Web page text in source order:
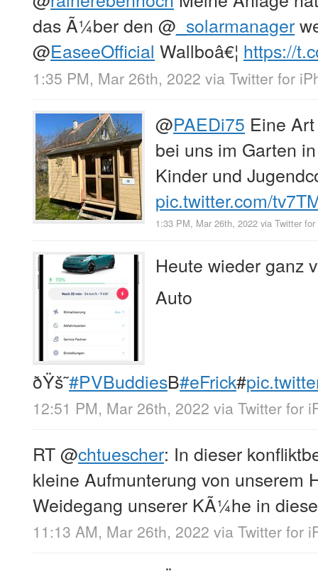
das Ã¼ber den @ _solarmanager
@EaseeOfficial Wallboâ€¦ https://
1:35 PM, Mar 26th, 2022 via Twitter for
@PAEDi75 Eine
bei uns im Garten
Kinder und
pic.twitter.com/
1:33 PM, Mar 26th, 2022 via Twitter
Heute wieder ganz
Auto
ðŸš˜#PVBuddiesB#eFrick#
12:51 PM, Mar 26th, 2022 via Twitter for
RT@chtuescher: In dieser
kleine Aufmunterung von unserem
Weidegang unserer KÃ¼he in
11:13 AM, Mar 26th, 2022 via Twitter for